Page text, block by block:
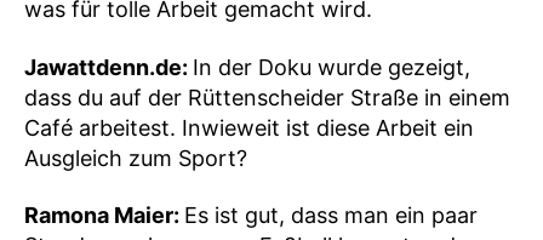
was für tolle Arbeit gemacht wird.
Jawattdenn.de: In der Doku wurde gezeigt,
dass du auf der Rüttenscheider Straße in einem
Café arbeitest. Inwieweit ist diese Arbeit ein
Ausgleich zum Sport?
Ramona Maier: Es ist gut, dass man ein paar